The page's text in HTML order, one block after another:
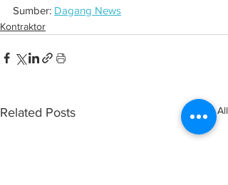
Sumber: Dagang News
Kontraktor
Related Posts See All